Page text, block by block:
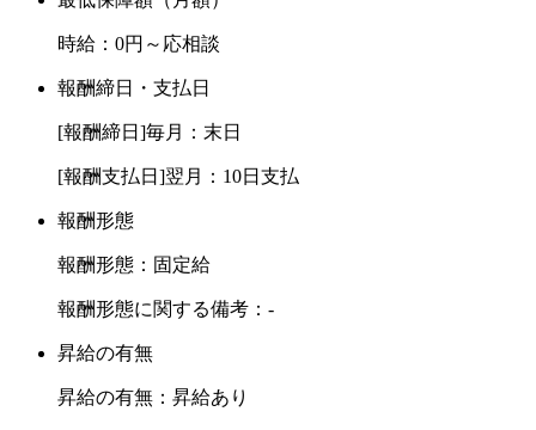
時給：0円～応相談
報酬締日・支払日
[報酬締日]毎月：末日
[報酬支払日]翌月：10日支払
報酬形態
報酬形態：固定給
報酬形態に関する備考：-
昇給の有無
昇給の有無：昇給あり